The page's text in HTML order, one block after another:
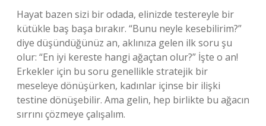
Hayat bazen sizi bir odada, elinizde testereyle bir
kütükle baş başa bırakır. “Bunu neyle kesebilirim?”
diye düşündüğünüz an, aklınıza gelen ilk soru şu
olur: “En iyi kereste hangi ağaçtan olur?” İşte o an!
Erkekler için bu soru genellikle stratejik bir
meseleye dönüşürken, kadınlar içinse bir ilişki
testine dönüşebilir. Ama gelin, hep birlikte bu ağacın
sırrını çözmeye çalışalım.